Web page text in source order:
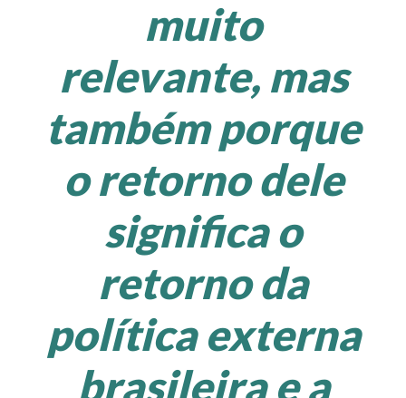
muito
relevante, mas
também porque
o retorno dele
significa o
retorno da
política externa
brasileira e a